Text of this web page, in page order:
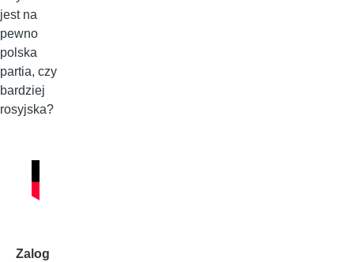
jest na
pewno
polska
partia, czy
bardziej
rosyjska?
Zalog